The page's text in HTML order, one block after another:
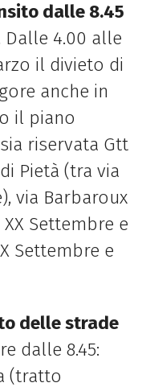
dalle 8.45
Dalle 4.00 alle
il divieto di
anche in
il piano
riservata Gtt
Pietà (tra via
via Barbaroux
Settembre e
Settembre e
delle strade
dalle 8.45:
(tratto